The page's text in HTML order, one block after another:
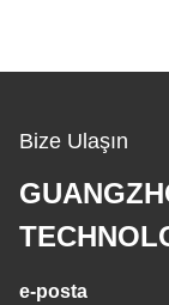
Bize Ulaşın
e-posta